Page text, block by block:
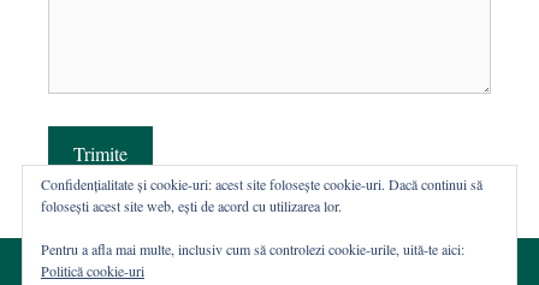
Trimite
Confidențialitate și cookie-uri: acest site folosește cookie-uri. Dacă continui să
folosești acest site web, ești de acord cu utilizarea lor.
Pentru a afla mai multe, inclusiv cum să controlezi cookie-urile, uită-te aici:
Politică cookie-uri